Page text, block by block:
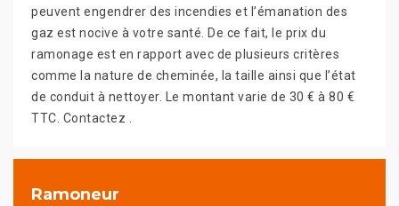
peuvent engendrer des incendies et l’émanation des
gaz est nocive à votre santé. De ce fait, le prix du
ramonage est en rapport avec de plusieurs critères
comme la nature de cheminée, la taille ainsi que l’état
de conduit à nettoyer. Le montant varie de 30 € à 80 €
TTC. Contactez .
Ramoneur